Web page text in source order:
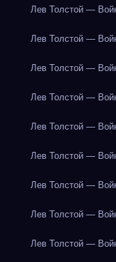
Лев Толстой —
Лев Толстой —
Лев Толстой —
Лев Толстой —
Лев Толстой —
Лев Толстой —
Лев Толстой —
Лев Толстой —
Лев Толстой —